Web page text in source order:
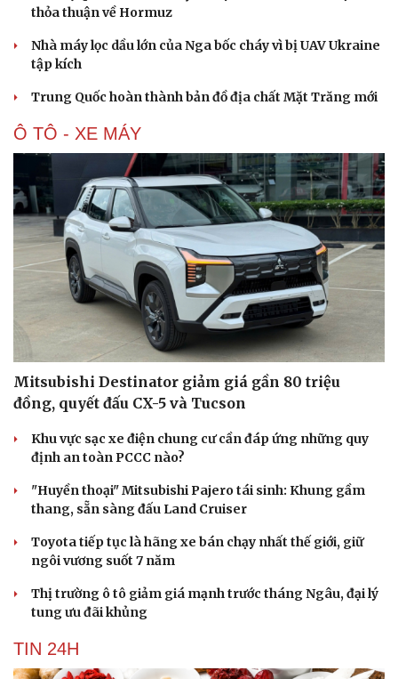
Du lịch
Tư vấn
Săn Tour
Podcast
Câu chuyện thời sự
Đọc truyện đêm khuya
Kể chuyện cho bé
thỏa thuận về Hormuz
Nhà máy lọc dầu lớn của Nga bốc cháy vì bị UAV Ukraine
tập kích
Trung Quốc hoàn thành bản đồ địa chất Mặt Trăng mới
Ô TÔ - XE MÁY
Mitsubishi Destinator giảm giá gần 80 triệu
đồng, quyết đấu CX-5 và Tucson
Khu vực sạc xe điện chung cư cần đáp ứng những quy
định an toàn PCCC nào?
"Huyền thoại" Mitsubishi Pajero tái sinh: Khung gầm
thang, sẵn sàng đấu Land Cruiser
Toyota tiếp tục là hãng xe bán chạy nhất thế giới, giữ
ngôi vương suốt 7 năm
Thị trường ô tô giảm giá mạnh trước tháng Ngâu, đại lý
tung ưu đãi khủng
TIN 24H